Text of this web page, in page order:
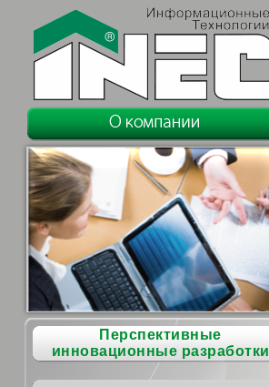
Перспективные
инновационные разработки